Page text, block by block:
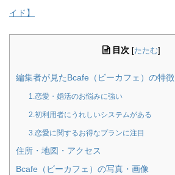
イド】
目次 たたむ
編集者が見たBcafe（ビーカフェ）の特徴
1.恋愛・婚活のお悩みに強い
2.初利用者にうれしいシステムがある
3.恋愛に関するお得なプランに注目
住所・地図・アクセス
Bcafe（ビーカフェ）の写真・画像